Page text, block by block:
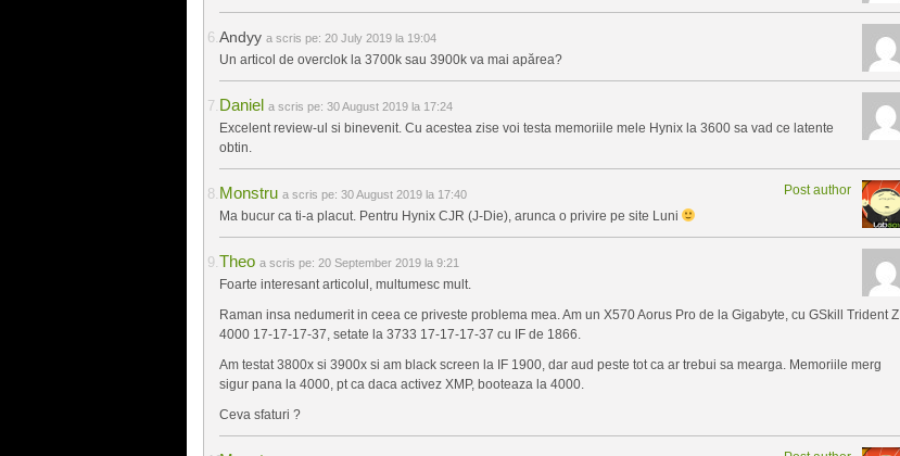
Andyy a scris pe: 20 July 2019 la 19:04
Un articol de overclok la 3700k sau 3900k va mai apărea?
Daniel a scris pe: 30 August 2019 la 17:24
Excelent review-ul si binevenit. Cu acestea zise voi testa memoriile mele Hynix la 3600 sa vad ce latente
obtin.
Monstru Post author
a scris pe: 30 August 2019 la 17:40
Ma bucur ca ti-a placut. Pentru Hynix CJR (J-Die), arunca o privire pe site Luni
Theo a scris pe: 20 September 2019 la 9:21
Foarte interesant articolul, multumesc mult.
Raman insa nedumerit in ceea ce priveste problema mea. Am un X570 Aorus Pro de la Gigabyte, cu GSkill Trident Z
4000 17-17-17-37, setate la 3733 17-17-17-37 cu IF de 1866.
Am testat 3800x si 3900x si am black screen la IF 1900, dar aud peste tot ca ar trebui sa mearga. Memoriile merg
sigur pana la 4000, pt ca daca activez XMP, booteaza la 4000.
Ceva sfaturi ?